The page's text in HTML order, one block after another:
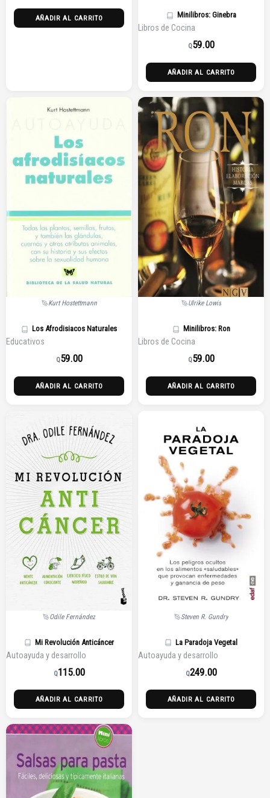
AÑADIR AL CARRITO Minilibros: Ginebra
Libros de Cocina
Q59.00
AÑADIR AL CARRITO
Kurt Hostettmann
Los Afrodisiacos Naturales
Educativos
Q59.00
AÑADIR AL CARRITO
Ulrike Lowis
Minilibros: Ron
Libros de Cocina
Q59.00
AÑADIR AL CARRITO
Odile Fernández
Mi Revolución Anticáncer
Autoayuda y desarrollo
Q115.00
AÑADIR AL CARRITO
Steven R. Gundry
La Paradoja Vegetal
Autoayuda y desarrollo
Q249.00
AÑADIR AL CARRITO